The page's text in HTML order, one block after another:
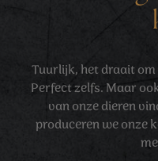
Tuurlijk, het draait om
Perfect zelfs. Maar
van onze dieren
produceren we onze